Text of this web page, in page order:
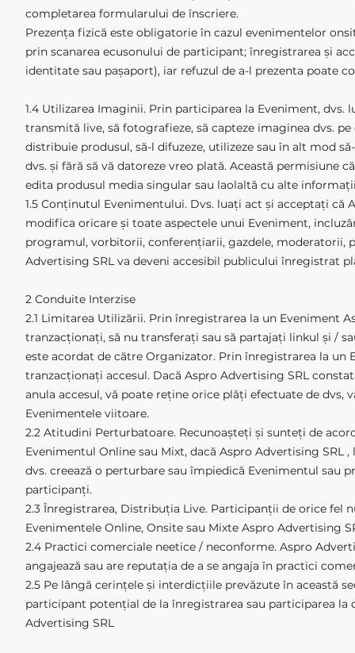
completarea formularului de înscriere.
Prezența fizică este obligatorie în cazul evenimentelor
prin scanarea ecusonului de participant; înregistrarea și
identitate sau pașaport), iar refuzul de a-l prezenta poate
1.4 Utilizarea Imaginii. Prin participarea la Eveniment,
transmită live, să fotografieze, să capteze imaginea dvs.
distribuie produsul, să-l difuzeze, utilizeze sau în alt mod
dvs. și fără să vă datoreze vreo plată. Această permisiune
edita produsul media singular sau laolaltă cu alte
1.5 Conținutul Evenimentului. Dvs. luați act și acceptați că
modifica oricare și toate aspectele unui Eveniment,
programul, vorbitorii, conferențiarii, gazdele, moderatorii,
Advertising SRL va deveni accesibil publicului înregistrat
2 Conduite Interzise
2.1 Limitarea Utilizării. Prin înregistrarea la un Eveniment
tranzacționați, să nu transferați sau să partajați linkul și /
este acordat de către Organizator. Prin înregistrarea la un
tranzacționați accesul. Dacă Aspro Advertising SRL
anula accesul, vă poate reține orice plăți efectuate de
Evenimentele viitoare.
2.2 Atitudini Perturbatoare. Recunoașteți și sunteți de
Evenimentul Online sau Mixt, dacă Aspro Advertising
dvs. creează o perturbare sau împiedică Evenimentul
participanți.
2.3 Înregistrarea, Distribuția Live. Participanții de orice fel
Evenimentele Online, Onsite sau Mixte Aspro Advertising
2.4 Practici comerciale neetice / neconforme. Aspro
angajează sau are reputația de a se angaja în practici
2.5 Pe lângă cerințele și interdicțiile prevăzute în această
participant potențial de la înregistrarea sau participarea la
Advertising SRL